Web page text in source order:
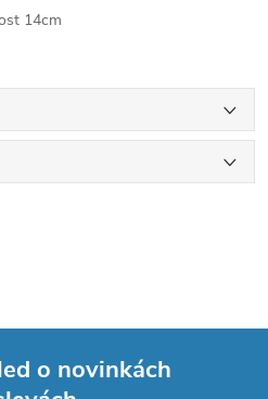
14cm
o novinkách